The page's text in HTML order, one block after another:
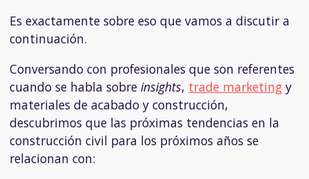
Es exactamente sobre eso que vamos a discutir a
continuación.
Conversando con profesionales que son referentes
cuando se habla sobre insights, trade marketing y
materiales de acabado y construcción,
descubrimos que las próximas tendencias en la
construcción civil para los próximos años se
relacionan con: